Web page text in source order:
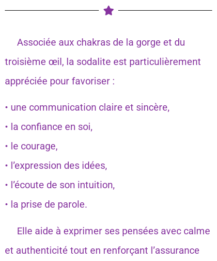
Associée aux chakras de la gorge et du
troisième œil, la sodalite est particulièrement
appréciée pour favoriser :
• une communication claire et sincère,
• la confiance en soi,
• le courage,
• l’expression des idées,
• l’écoute de son intuition,
• la prise de parole.
Elle aide à exprimer ses pensées avec calme
et authenticité tout en renforçant l’assurance